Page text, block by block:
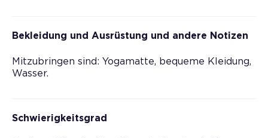
Bekleidung und Ausrüstung und andere Notizen
Mitzubringen sind: Yogamatte, bequeme Kleidung,
Wasser.
Schwierigkeitsgrad